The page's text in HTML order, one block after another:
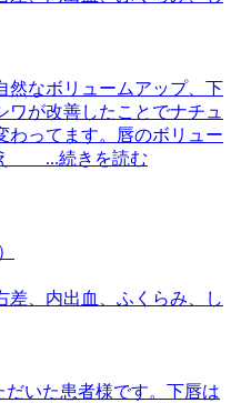
然なボリュームアップ、下
ワが改善したことでナチュ
わってます。唇のボリュー
え ...続きを読む
差、内出血、ふくらみ、し
だいた患者様です。下唇は